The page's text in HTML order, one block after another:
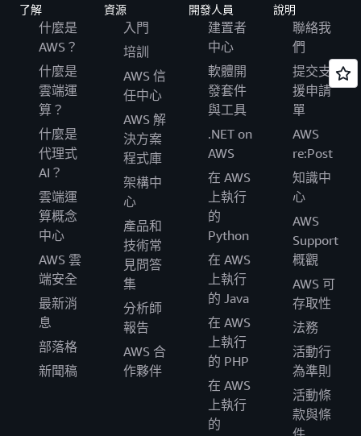
了解
什麼是
AWS？
什麼是
雲端運
算？
什麼是
代理式
AI？
雲端運
算概念
中心
AWS 雲
端安全
最新消
息
部落格
新聞稿
資源
入門
培訓
AWS 信
任中心
AWS 解
決方案
程式庫
架構中
心
產品和
技術常
見問答
集
分析師
報告
AWS 合
作夥伴
開發人員
建置者
中心
軟體開
發套件
與工具
.NET on
AWS
在 AWS
上執行
的
Python
在 AWS
上執行
的 Java
在 AWS
上執行
的 PHP
在 AWS
上執行
的
說明
聯絡我
們
提交支
援申請
單
AWS
re:Post
知識中
心
AWS
Support
概觀
AWS 可
存取性
法務
活動行
為準則
活動條
款與條